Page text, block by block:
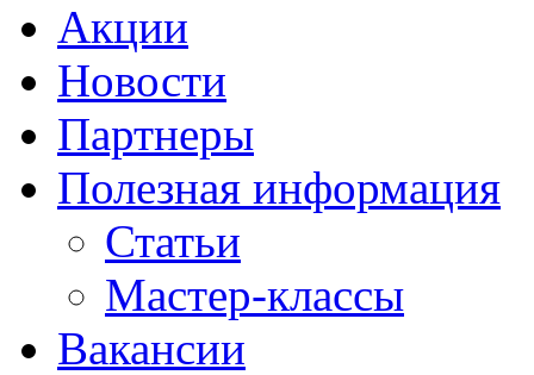
Акции
Новости
Партнеры
Полезная информация
Статьи
Мастер-классы
Вакансии